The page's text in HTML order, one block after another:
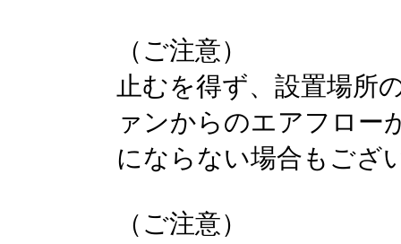
（ご注意）
止むを得ず、設置場所
ァンからのエアフロー
にならない場合もござ
（ご注意）